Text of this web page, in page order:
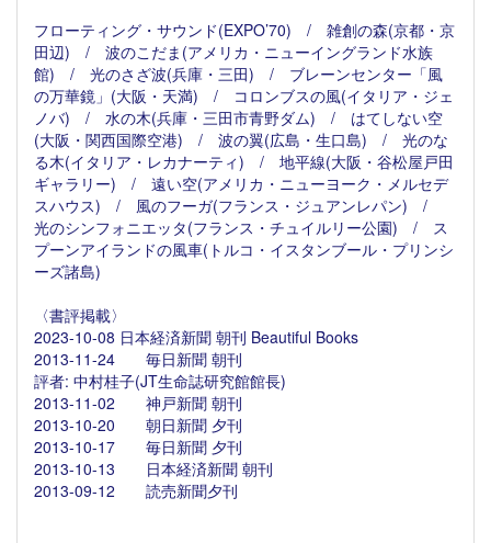
フローティング・サウンド(EXPO’70) / 雑創の森(京都・京
田辺) / 波のこだま(アメリカ・ニューイングランド水族
館) / 光のさざ波(兵庫・三田) / ブレーンセンター「風
の万華鏡」(大阪・天満) / コロンブスの風(イタリア・ジェ
ノバ) / 水の木(兵庫・三田市青野ダム) / はてしない空
(大阪・関西国際空港) / 波の翼(広島・生口島) / 光のな
る木(イタリア・レカナーティ) / 地平線(大阪・谷松屋戸田
ギャラリー) / 遠い空(アメリカ・ニューヨーク・メルセデ
スハウス) / 風のフーガ(フランス・ジュアンレパン) /
光のシンフォニエッタ(フランス・チュイルリー公園) / ス
プーンアイランドの風車(トルコ・イスタンブール・プリンシ
ーズ諸島)
〈書評掲載〉
2023-10-08 日本経済新聞 朝刊 Beautiful Books
2013-11-24 毎日新聞 朝刊
評者: 中村桂子(JT生命誌研究館館長)
2013-11-02 神戸新聞 朝刊
2013-10-20 朝日新聞 夕刊
2013-10-17 毎日新聞 夕刊
2013-10-13 日本経済新聞 朝刊
2013-09-12 読売新聞夕刊